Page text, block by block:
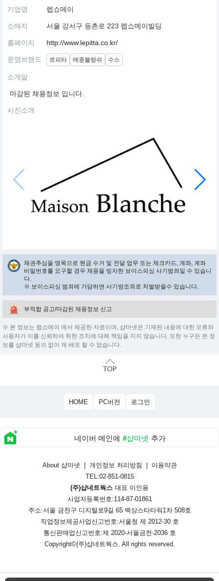
기업명 렙쇼메이
소재지 서울 강서구 등촌로 223 렙쇼메이빌딩
홈페이지 http://www.lepitta.co.kr/
운영브랜드 르피타 메종블랑쉬 수스
소개말
마감된 채용정보 입니다.
사진소개
채권추심을 명목으로 현금 수거 및 전달 업무 또는 체크카드, 계좌, 계좌
비밀번호를 요구할 경우 채용을 빙자한 보이스피싱 사기범죄일 수 있습니
다.
※ 보이스피싱 범죄에 가담하면 사기방조죄로 처벌받을수 있습니다.
부적합 공고/마감된 채용정보 신고
※ 본 정보는 렙쇼메이 에서 제공한 자료이며, 샵마넷은 기재된 내용에 대한 오류와
사용자가 이를 신뢰하여 취한 조치에 대해 책임을 지지 않습니다. 또한 누구든 본 정
보를 샵마넷 동의 없이 재 배포 할 수 없습니다.
HOME PC버전 로그인
네이버 메인에 #샵마넷 추가
About 샵마넷 개인정보 처리방침
이용약관
TEL:02-851-0815
(주)샵네트웍스 대표 이인용
사업자등록번호:114-87-01861
주소:서울 금천구 디지털로9길 65 백상스타타워1차 508호
직업정보제공사업신고번호:서울청 제 2012-30 호
통신판매업신고번호:제 2020-서울금천-2036 호
Copyright©(주)샵네트웍스. All rights reserved.